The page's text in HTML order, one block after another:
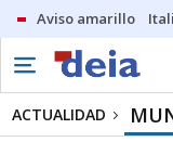
Aviso amarillo
ACTUALIDAD